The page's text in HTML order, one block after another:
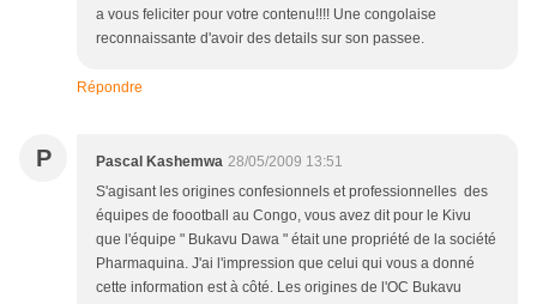
a vous feliciter pour votre contenu!!!! Une congolaise
reconnaissante d'avoir des details sur son passee.
Répondre
P Pascal Kashemwa 28/05/2009 13:51
S'agisant les origines confesionnels et professionnelles des
équipes de foootball au Congo, vous avez dit pour le Kivu
que l'équipe " Bukavu Dawa " était une propriété de la société
Pharmaquina. J'ai l'impression que celui qui vous a donné
cette information est à côté. Les origines de l'OC Bukavu